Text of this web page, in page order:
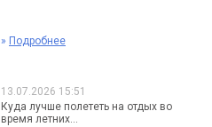
» Подробнее
13.07.2026 15:51
Куда лучше полететь на отдых во
время летних...